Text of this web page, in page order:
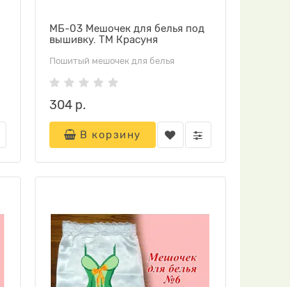
МБ-03 Мешочек для белья под
вышивку. ТМ Красуня
Пошитый мешочек для белья
304 р.
В корзину